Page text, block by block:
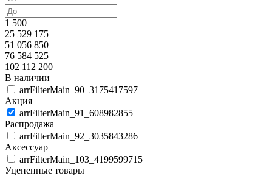
1 500
25 529 175
51 056 850
76 584 525
102 112 200
В наличии
arrFilterMain_90_3175417597
Акция
arrFilterMain_91_608982855
Распродажа
arrFilterMain_92_3035843286
Аксессуар
arrFilterMain_103_4199599715
Уцененные товары